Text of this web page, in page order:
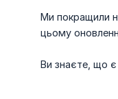
Ми покращили
цьому
Ви знаєте, що є